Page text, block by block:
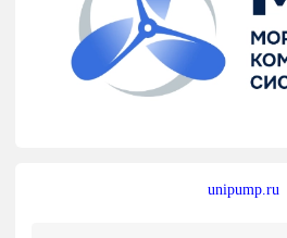
unipump.ru